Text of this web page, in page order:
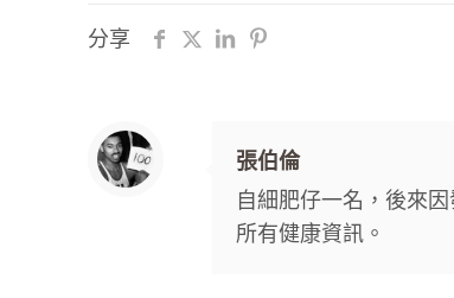
分享
張伯倫
自細肥仔一名，後來
所有健康資訊。